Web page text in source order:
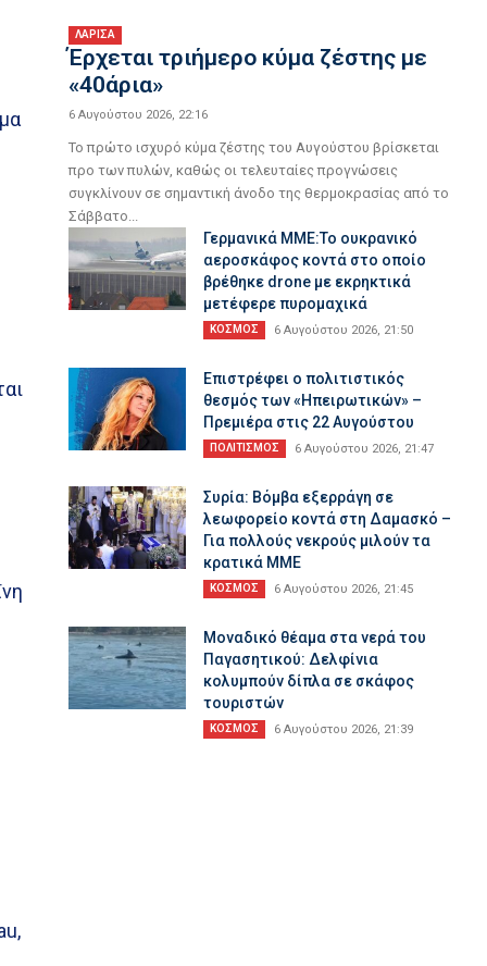
ΛΑΡΙΣΑ
Έρχεται τριήμερο κύμα ζέστης με
«40άρια»
6 Αυγούστου 2026, 22:16
Το πρώτο ισχυρό κύμα ζέστης του Αυγούστου βρίσκεται
προ των πυλών, καθώς οι τελευταίες προγνώσεις
συγκλίνουν σε σημαντική άνοδο της θερμοκρασίας από το
Σάββατο...
Γερμανικά ΜΜΕ:Το ουκρανικό
αεροσκάφος κοντά στο οποίο
βρέθηκε drone με εκρηκτικά
μετέφερε πυρομαχικά
ΚΟΣΜΟΣ 6 Αυγούστου 2026, 21:50
Επιστρέφει ο πολιτιστικός
θεσμός των «Ηπειρωτικών» –
Πρεμιέρα στις 22 Αυγούστου
ΠΟΛΙΤΙΣΜΟΣ 6 Αυγούστου 2026, 21:47
Συρία: Βόμβα εξερράγη σε
λεωφορείο κοντά στη Δαμασκό –
Για πολλούς νεκρούς μιλούν τα
κρατικά ΜΜΕ
ΚΟΣΜΟΣ 6 Αυγούστου 2026, 21:45
Μοναδικό θέαμα στα νερά του
Παγασητικού: Δελφίνια
κολυμπούν δίπλα σε σκάφος
τουριστών
ΚΟΣΜΟΣ 6 Αυγούστου 2026, 21:39